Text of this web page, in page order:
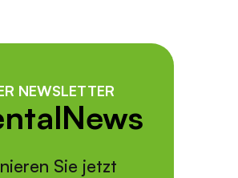
NEWSLETTER
Sie jetzt